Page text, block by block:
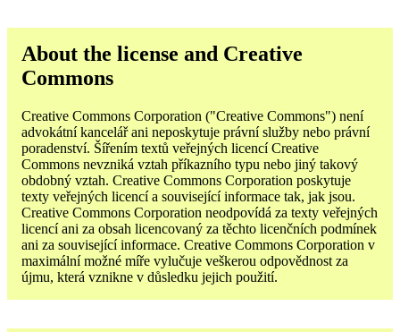
About the license and Creative
Commons
Creative Commons Corporation ("Creative Commons") není
advokátní kancelář ani neposkytuje právní služby nebo právní
poradenství. Šířením textů veřejných licencí Creative
Commons nevzniká vztah příkazního typu nebo jiný takový
obdobný vztah. Creative Commons Corporation poskytuje
texty veřejných licencí a související informace tak, jak jsou.
Creative Commons Corporation neodpovídá za texty veřejných
licencí ani za obsah licencovaný za těchto licenčních podmínek
ani za související informace. Creative Commons Corporation v
maximální možné míře vylučuje veškerou odpovědnost za
újmu, která vznikne v důsledku jejich použití.